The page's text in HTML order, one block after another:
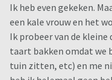
Ik heb even gekeken.
een kale vrouw en het
Ik probeer van de
taart bakken omdat we
tuin zitten, etc) en me